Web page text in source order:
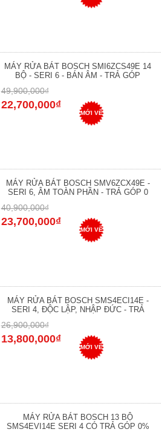
MÁY RỬA BÁT BOSCH SMI6ZCS49E 14
BỘ - SERI 6 - BÁN ÂM - TRẢ GÓP
49,900,000₫
22,700,000₫
MỚI VỀ
MÁY RỬA BÁT BOSCH SMV6ZCX49E -
SERI 6, ÂM TOÀN PHẦN - TRẢ GÓP 0
40,900,000₫
23,700,000₫
MỚI VỀ
MÁY RỬA BÁT BOSCH SMS4ECI14E -
SERI 4, ĐỘC LẬP, NHẬP ĐỨC - TRẢ
26,900,000₫
13,800,000₫
MỚI VỀ
MÁY RỬA BÁT BOSCH 13 BỘ
SMS4EVI14E SERI 4 CÓ TRẢ GÓP 0%